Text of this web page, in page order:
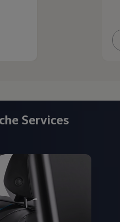
Services